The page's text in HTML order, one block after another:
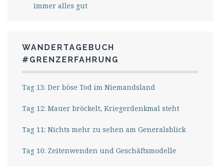
immer alles gut
WANDERTAGEBUCH
#GRENZERFAHRUNG
Tag 13: Der böse Tod im Niemandsland
Tag 12: Mauer bröckelt, Kriegerdenkmal steht
Tag 11: Nichts mehr zu sehen am Generalsblick
Tag 10: Zeitenwenden und Geschäftsmodelle